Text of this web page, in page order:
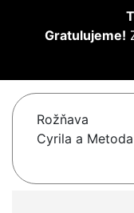
Gratulujeme!
Rožňava
Cyrila a